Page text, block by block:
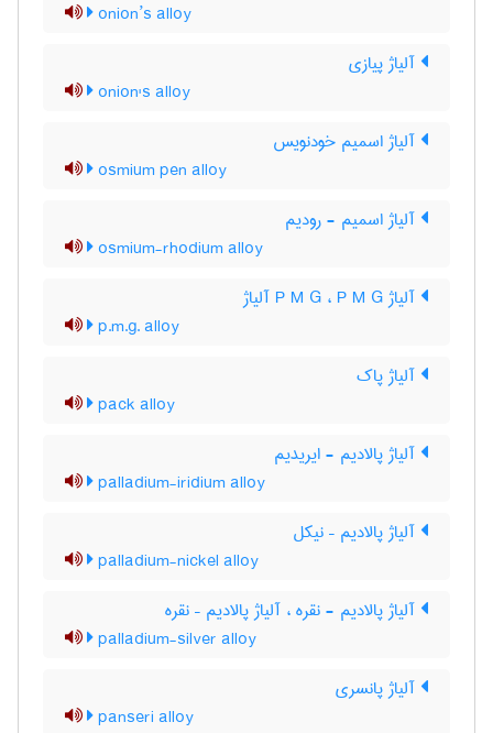
onion’s alloy
آلیاژ پیازی
onion's alloy
آلیاژ اسمیم خودنویس
osmium pen alloy
آلیاژ اسمیم - رودیم
osmium-rhodium alloy
آلیاژ P M G ، P M G آلیاژ
p.m.g. alloy
آلیاژ پاک
pack alloy
آلیاژ پالادیم - ایریدیم
palladium-iridium alloy
آلیاژ پالادیم – نیکل
palladium-nickel alloy
آلیاژ پالادیم - نقره ، آلیاژ پالادیم – نقره
palladium-silver alloy
آلیاژ پانسری
panseri alloy